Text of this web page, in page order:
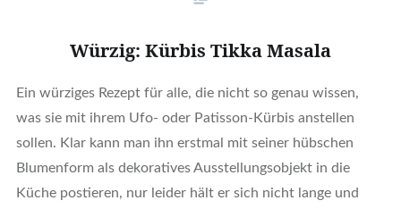
Würzig: Kürbis Tikka Masala
Ein würziges Rezept für alle, die nicht so genau wissen,
was sie mit ihrem Ufo- oder Patisson-Kürbis anstellen
sollen. Klar kann man ihn erstmal mit seiner hübschen
Blumenform als dekoratives Ausstellungsobjekt in die
Küche postieren, nur leider hält er sich nicht lange und